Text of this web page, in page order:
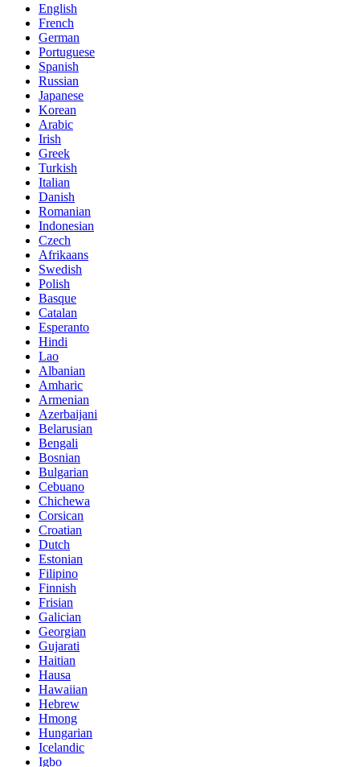
English
French
German
Portuguese
Spanish
Russian
Japanese
Korean
Arabic
Irish
Greek
Turkish
Italian
Danish
Romanian
Indonesian
Czech
Afrikaans
Swedish
Polish
Basque
Catalan
Esperanto
Hindi
Lao
Albanian
Amharic
Armenian
Azerbaijani
Belarusian
Bengali
Bosnian
Bulgarian
Cebuano
Chichewa
Corsican
Croatian
Dutch
Estonian
Filipino
Finnish
Frisian
Galician
Georgian
Gujarati
Haitian
Hausa
Hawaiian
Hebrew
Hmong
Hungarian
Icelandic
Igbo